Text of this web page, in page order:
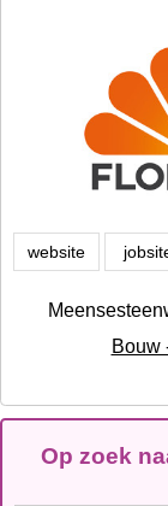
website
Bouw
Op zoek